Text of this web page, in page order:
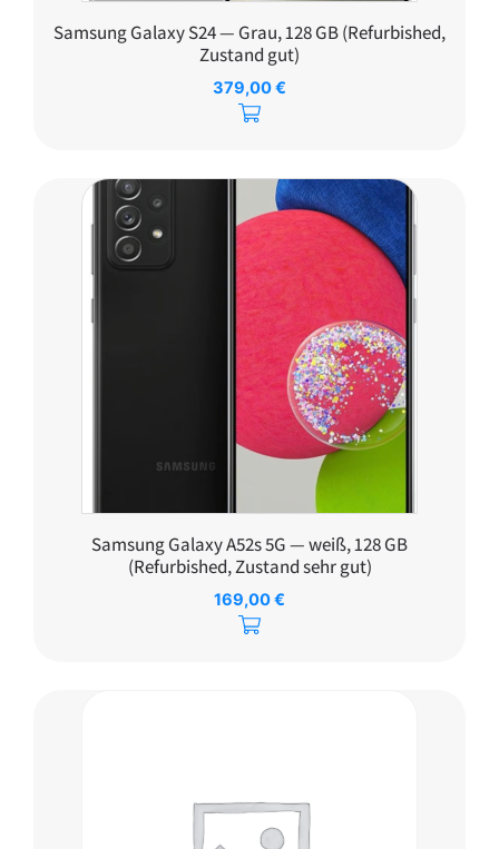
Samsung Galaxy S24 — Grau, 128 GB (Refurbished,
Zustand gut)
379,00€
Samsung Galaxy A52s 5G — weiß, 128 GB
(Refurbished, Zustand sehr gut)
169,00€